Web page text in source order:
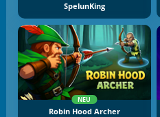
SpelunKing
NEU
Robin Hood Archer